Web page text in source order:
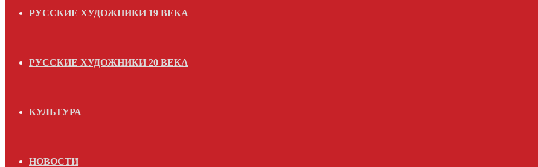
РУССКИЕ ХУДОЖНИКИ 19 ВЕКА
РУССКИЕ ХУДОЖНИКИ 20 ВЕКА
КУЛЬТУРА
НОВОСТИ